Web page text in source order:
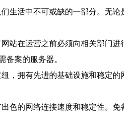
生活中不可或缺的一部分。无
站在运营之前必须向相关部门
备案的服务器。
，拥有先进的基础设施和稳定
色的网络连接速度和稳定性。